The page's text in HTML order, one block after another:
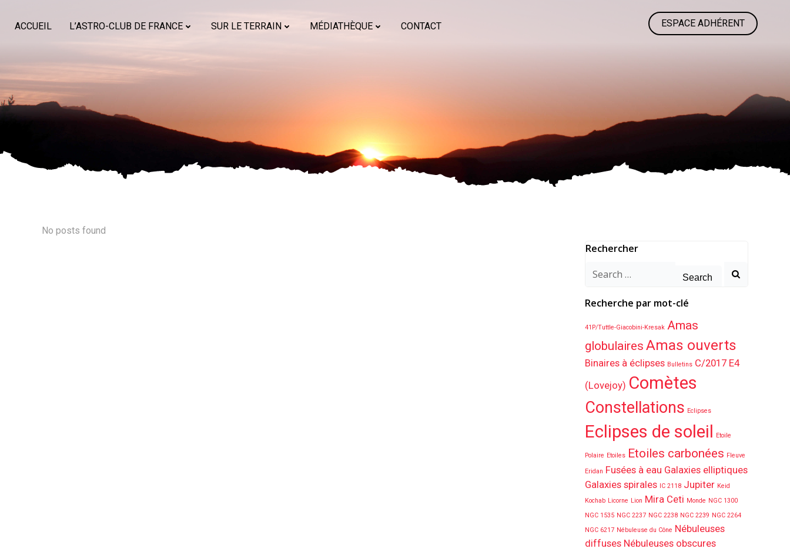
ACCUEIL L’ASTRO-CLUB DE FRANCE SUR LE TERRAIN MÉDIATHÈQUE CONTACT ESPACE ADHÉRENT
No posts found
Rechercher
Search
Recherche par mot-clé
41P/Tuttle-Giacobini-Kresak Amas
globulaires Amas ouverts
Binaires à éclipses Bulletins C/2017 E4
(Lovejoy) Comètes
Constellations Eclipses
Eclipses de soleil Etoile
Polaire Etoiles Etoiles carbonées Fleuve
Eridan Fusées à eau Galaxies elliptiques
Galaxies spirales IC 2118 Jupiter Keid
Kochab Licorne Lion Mira Ceti Monde NGC 1300
NGC 1535 NGC 2237 NGC 2238 NGC 2239 NGC 2264
NGC 6217 Nébuleuse du Cône Nébuleuses
diffuses Nébuleuses obscures